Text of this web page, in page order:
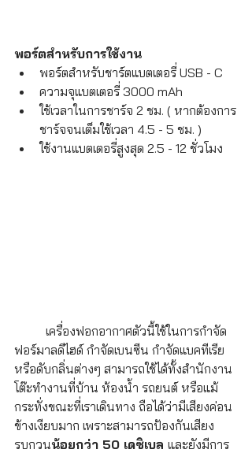
พอร์ตสำหรับการใช้งาน
พอร์ตสำหรับชาร์ตแบตเตอรี่ USB - C
ความจุแบตเตอรี่ 3000 mAh
ใช้เวลาในการชาร์จ 2 ชม. ( หากต้องการ
ชาร์จจนเต็มใช้เวลา 4.5 - 5 ชม. )
ใช้งานแบตเตอรี่สูงสุด 2.5 - 12 ชั่วโมง
ฟอร์มาลดีไฮด์ กำจัดเบนซีน กำจัดแบคทีเรีย
หรือดับกลิ่นต่างๆ สามารถใช้ได้ทั้งสำนักงาน
โต๊ะทำงานที่บ้าน ห้องน้ำ รถยนต์ หรือแม้
กระทั่งขณะที่เราเดินทาง ถือได้ว่ามีเสียงค่อน
ข้างเงียบมาก เพราะสามารถป้องกันเสียง
รบกวนน้อยกว่า 50 เดซิเบล และยังมีการ